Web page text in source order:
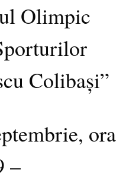
Olimpic
Colibași”
ora
–